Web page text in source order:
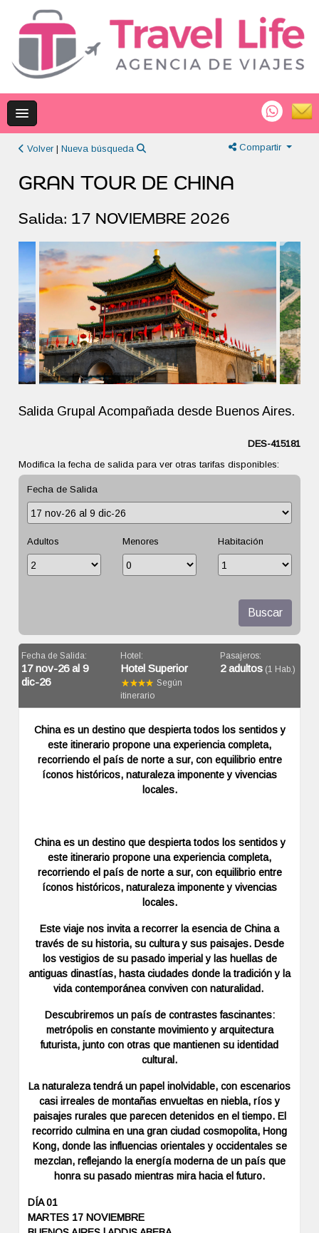
Volver |Nueva búsqueda Compartir
GRAN TOUR DE CHINA
Salida: 17 NOVIEMBRE 2026
Salida Grupal Acompañada desde Buenos Aires.
DES-415181
Modifica la fecha de salida para ver otras tarifas disponibles:
Fecha de Salida
Adultos Menores Habitación
Buscar
Fecha de Salida:
17 nov-26 al 9
dic-26
Hotel:
Hotel Superior
Según
itinerario
Pasajeros:
2 adultos(1 Hab.)
China es un destino que despierta todos los sentidos y
este itinerario propone una experiencia completa,
recorriendo el país de norte a sur, con equilibrio entre
íconos históricos, naturaleza imponente y vivencias
locales.
China es un destino que despierta todos los sentidos y
este itinerario propone una experiencia completa,
recorriendo el país de norte a sur, con equilibrio entre
íconos históricos, naturaleza imponente y vivencias
locales.
Este viaje nos invita a recorrer la esencia de China a
través de su historia, su cultura y sus paisajes. Desde
los vestigios de su pasado imperial y las huellas de
antiguas dinastías, hasta ciudades donde la tradición y la
vida contemporánea conviven con naturalidad.
Descubriremos un país de contrastes fascinantes:
metrópolis en constante movimiento y arquitectura
futurista, junto con otras que mantienen su identidad
cultural.
La naturaleza tendrá un papel inolvidable, con escenarios
casi irreales de montañas envueltas en niebla, ríos y
paisajes rurales que parecen detenidos en el tiempo. El
recorrido culmina en una gran ciudad cosmopolita, Hong
Kong, donde las influencias orientales y occidentales se
mezclan, reflejando la energía moderna de un país que
honra su pasado mientras mira hacia el futuro.
DÍA 01
MARTES 17 NOVIEMBRE